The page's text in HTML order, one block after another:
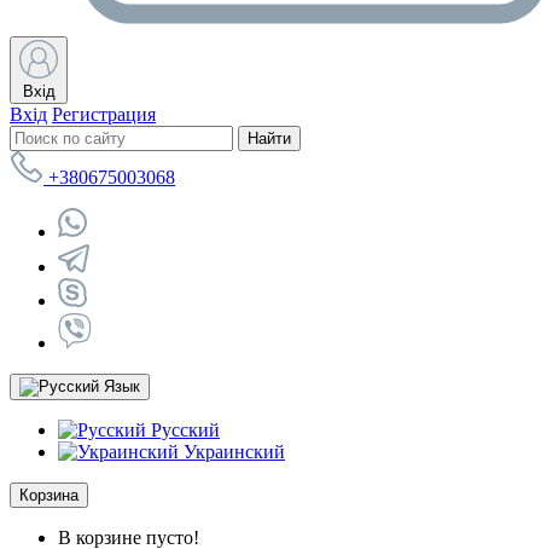
Вхід
Вхід Регистрация
Найти
+380675003068
Язык
Русский
Украинский
Корзина
В корзине пусто!